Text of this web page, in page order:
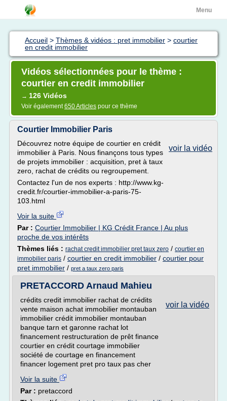
Menu
Accueil > Thèmes & vidéos : pret immobilier > courtier
en credit immobilier
Vidéos sélectionnées pour le thème :
courtier en credit immobilier
→ 126 Vidéos
Voir également650 Articles pour ce thème
Courtier Immobilier Paris
voir la vidéo
Découvrez notre équipe de courtier en crédit
immobilier à Paris. Nous finançons tous types
de projets immobilier : acquisition, pret à taux
zero, rachat de crédits ou regroupement.
Contactez l'un de nos experts : http://www.kg-
credit.fr/courtier-immobilier-a-paris-75-
103.html
Voir la suite
Par : Courtier Immobilier | KG Crédit France | Au plus
proche de vos intérêts
Thèmes liés : rachat credit immobilier pret taux zero / courtier en
immobilier paris / courtier en credit immobilier / courtier pour
pret immobilier / pret a taux zero paris
PRETACCORD Arnaud Mahieu
voir la vidéo
crédits credit immobilier rachat de crédits
vente maison achat immobilier montauban
immobilier crédit immobilier montauban
banque tarn et garonne rachat lot
financement restructuration de prêt finance
courtier en crédit courtage immobilier
société de courtage en financement
financer logement pret pro taux pas cher
Voir la suite
Par : pretaccord